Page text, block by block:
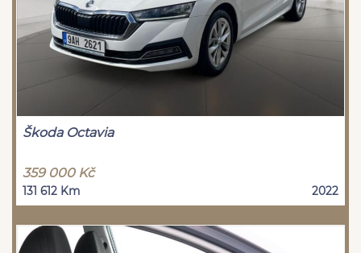
Škoda Octavia
359 000 Kč
131 612 Km 2022